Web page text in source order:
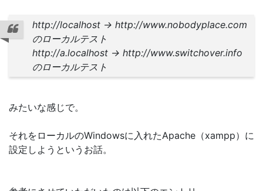
http://localhost → http://www.nobodyplace.com
のローカルテスト
http://a.localhost → http://www.switchover.info
のローカルテスト
みたいな感じで。
それをローカルのWindowsに入れたApache（xampp）に
設定しようというお話。